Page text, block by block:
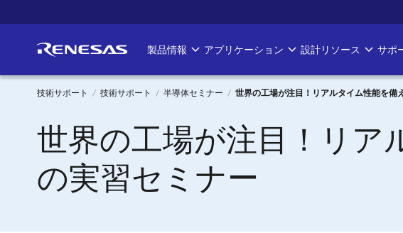
イ
ン
Main
navigation
製品情報 アプリケーション 設計リソース サポ
パ
ン
く
技術サポート 技術サポート 半導体セミナー 世界の工場が注目！リアルタイム性能を備
世界の工場が注目！リア
の実習セミナー